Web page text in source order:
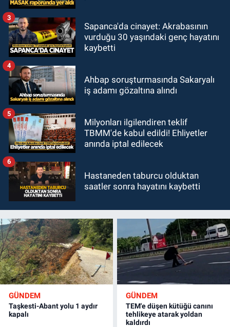
Sapanca'da cinayet: Akrabasının
vurduğu 30 yaşındaki genç hayatını
kaybetti
3
Ahbap soruşturmasında Sakaryalı
iş adamı gözaltına alındı
4
Milyonları ilgilendiren teklif
TBMM'de kabul edildi! Ehliyetler
anında iptal edilecek
5
Hastaneden taburcu olduktan
saatler sonra hayatını kaybetti
6
GÜNDEM
Taşkesti-Abant yolu 1 aydır
kapalı
GÜNDEM
TEM'e düşen kütüğü canını
tehlikeye atarak yoldan
kaldırdı